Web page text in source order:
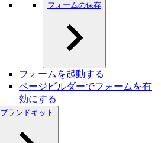
フォームの保存
フォームを起動する
ページビルダーでフォームを有
効にする
ブランドキット